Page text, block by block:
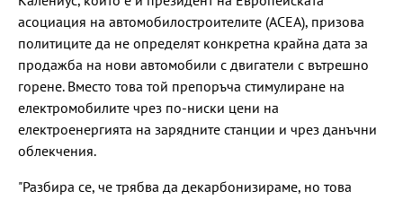
асоциация на автомобилостроителите (ACEA), призова
политиците да не определят конкретна крайна дата за
продажба на нови автомобили с двигатели с вътрешно
горене. Вместо това той препоръча стимулиране на
електромобилите чрез по-ниски цени на
електроенергията на зарядните станции и чрез данъчни
облекчения.
"Разбира се, че трябва да декарбонизираме, но това